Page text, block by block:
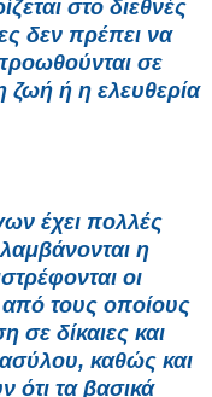
στο διεθνές
δεν πρέπει να
σε
ζωή ή η ελευθερία
έχει πολλές
η
οι
τους οποίους
σε δίκαιες και
ασύλου, καθώς και
ότι τα βασικά